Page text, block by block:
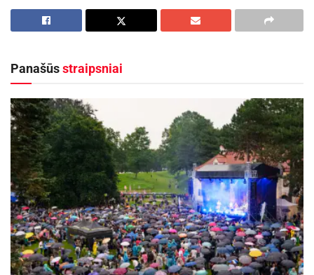
Aktualios naujienos
Biržų rajone planuojama Širvėnos ežero Astravo
užtvankos rekonstrukcija
Iki dešimtadalio skubiosios medicinos pagalbos
paslaugų galės būti suteiktos išplėstinės
praktikos slaugytojų
2026-08-06
Pasiekti rezultatai:
Rengėme bendrus susitikimus savipagalbos grupėse
kiekvieną mėnesį.
Panašūsstraipsniai